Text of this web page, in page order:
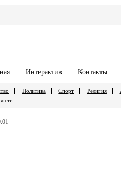
Интерактив Контакты
Политика Спорт Религия